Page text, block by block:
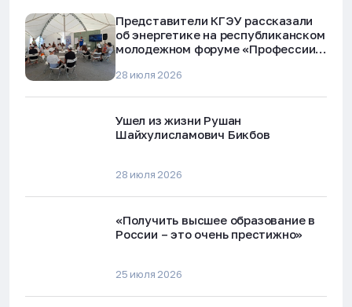
Представители КГЭУ рассказали
об энергетике на республиканском
молодежном форуме «Профессии
28 июля 2026
Ушел из жизни Рушан
Шайхулисламович Бикбов
28 июля 2026
«Получить высшее образование в
России – это очень престижно»
25 июля 2026